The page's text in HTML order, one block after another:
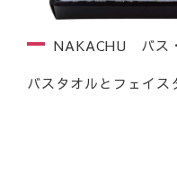
NAKACHU バス
バスタオルとフェイス